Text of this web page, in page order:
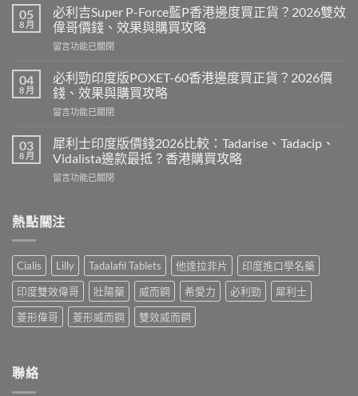
威
壯
印
度
Levitra
邊
度
買
貨？
2026
錢、
與
攻
略〉
中
05
8 月
必利吉Super P-Force藍P香港邊度買正貨？2026雙效
偉哥價錢、效果與購買攻略
在
利
吉
Super
P-
藍
P
港
買
2026
雙
效
偉
哥
價
留言功能已關閉
04
8 月
必利勁印度版POXET-60香港邊度買正貨？2026價
錢、效果與購買攻略
在
利
勁
印
度
60
邊
度
買
正
貨？
2026
留言功能已關閉
03
8 月
犀利士印度版價錢2026比較：Tadarise、Tadacip、
Vidalista邊款最抵？香港購買攻略
在
士
印
版
價
錢
2026
比
較：
留言功能已關閉
熱點關注
Cialis Lilly Tadalafil Tablets 他達拉非片
印度進口學名藥
印度雙效偉哥
壯陽藥 威而鋼 希愛力 必利勁
犀利士
菱形偉哥
菱形威而鋼 雙效威而鋼
聯絡